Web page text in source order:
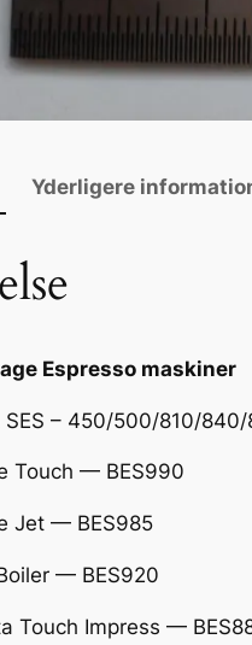
Yderligere
Espresso maskiner
SES – 450/500/810/
Touch — BES990
Jet — BES985
— BES920
Touch Impress —